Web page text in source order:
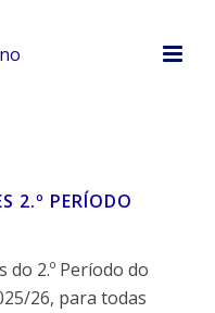
2.º PERÍODO
do 2.º Período do
26, para todas